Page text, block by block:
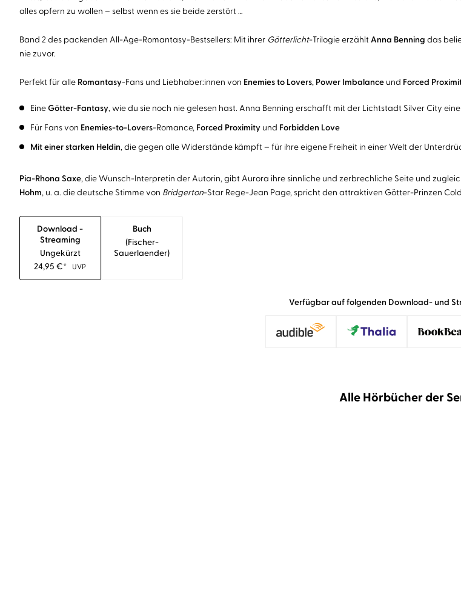
alles opfern zu wollen – selbst wenn es sie beide zerstört …
Band 2 des packenden All-Age-Romantasy-Bestsellers: Mit ihrer Götterlicht-Trilogie erzählt Anna Benning das
nie zuvor.
Perfekt für alle Romantasy-Fans und Liebhaber:innen von Enemies to Lovers, Power Imbalanceund Forced
EineGötter-Fantasy, wie du sie noch nie gelesen hast. Anna Benning erschafft mit der Lichtstadt Silver City
Für Fans von Enemies-to-Lovers-Romance, Forced Proximity und Forbidden Love
Mit einer starken Heldin, die gegen alle Widerstände kämpft – für ihre eigene Freiheit in einer Welt der
Pia-Rhona Saxe, die Wunsch-Interpretin der Autorin, gibt Aurora ihre sinnliche und zerbrechliche Seite und
Hohm, u. a. die deutsche Stimme von Bridgerton-Star Rege-Jean Page, spricht den attraktiven Götter-Prinzen
Download -
Streaming
Ungekürzt
24,95€* UVP
Buch
(fischer-
Sauerlaender)
Verfügbar auf folgenden Download- und
Alle Hörbücher der